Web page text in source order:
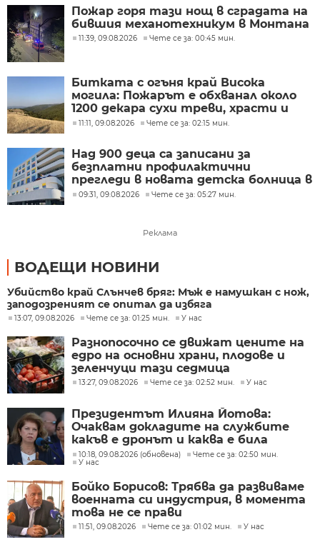
Пожар горя тази нощ в сградата на
бившия механотехникум в Монтана
11:39, 09.08.2026 Чете се за: 00:45 мин.
Битката с огъня край Висока
могила: Пожарът е обхванал около
1200 декара сухи треви, храсти и
дъбова гора
11:11, 09.08.2026 Чете се за: 02:15 мин.
Над 900 деца са записани за
безплатни профилактични
прегледи в новата детска болница в
Бургас
09:31, 09.08.2026 Чете се за: 05:27 мин.
Реклама
ВОДЕЩИ НОВИНИ
Убийство край Слънчев бряг: Мъж е намушкан с нож,
заподозреният се опитал да избяга
13:07, 09.08.2026 Чете се за: 01:25 мин. У нас
Разнопосочно се движат цените на
едро на основни храни, плодове и
зеленчуци тази седмица
13:27, 09.08.2026 Чете се за: 02:52 мин. У нас
Президентът Илияна Йотова:
Очаквам докладите на службите
какъв е дронът и каква е била
неговата роля
10:18, 09.08.2026 (обновена)
Чете се за: 02:50 мин.
У нас
Бойко Борисов: Трябва да развиваме
военната си индустрия, в момента
това не се прави
11:51, 09.08.2026 Чете се за: 01:02 мин. У нас